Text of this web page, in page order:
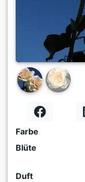
Farbe
Blüte
Duft